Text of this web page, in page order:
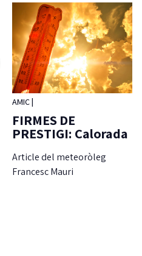
AMIC|
FIRMES DE
PRESTIGI: Calorada
Article del meteoròleg
Francesc Mauri